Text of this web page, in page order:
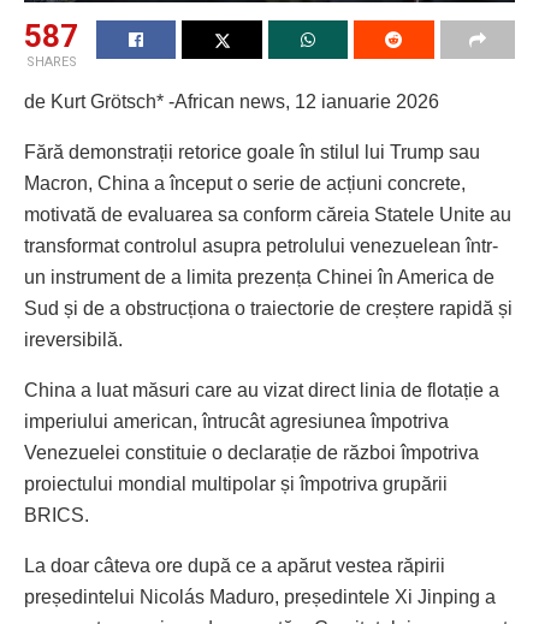
587
SHARES
de Kurt Grötsch* -African news, 12 ianuarie 2026
Fără demonstrații retorice goale în stilul lui Trump sau
Macron, China a început o serie de acțiuni concrete,
motivată de evaluarea sa conform căreia Statele Unite au
transformat controlul asupra petrolului venezuelean într-
un instrument de a limita prezența Chinei în America de
Sud și de a obstrucționa o traiectorie de creștere rapidă și
ireversibilă.
China a luat măsuri care au vizat direct linia de flotație a
imperiului american, întrucât agresiunea împotriva
Venezuelei constituie o declarație de război împotriva
proiectului mondial multipolar și împotriva grupării
BRICS.
La doar câteva ore după ce a apărut vestea răpirii
președintelui Nicolás Maduro, președintele Xi Jinping a